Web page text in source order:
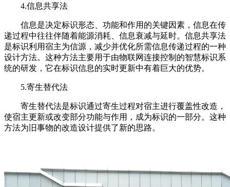
4.信息共享法
信息是决定标识形态、功能和作用的关键因素，信息在传
递过程中往往伴随着能源消耗、信息衰减与延时。信息共享法
是标识利用宿主为信源，减少并优化所需信息传递过程的一种
设计方法。这种方法主要用于由物联网连接控制的智慧标识系
统的研发，它在标识信息的实时更新中有着巨大的优势。
5.寄生替代法
寄生替代法是标识通过寄生过程对宿主进行覆盖性改造，
使宿主更新或改变部分功能与作用，成为标识的一部分。这种
方法为旧事物的改造设计提供了新的思路。